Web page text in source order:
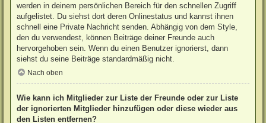
werden in deinem persönlichen Bereich für den schnellen Zugriff
aufgelistet. Du siehst dort deren Onlinestatus und kannst ihnen
schnell eine Private Nachricht senden. Abhängig von dem Style,
den du verwendest, können Beiträge deiner Freunde auch
hervorgehoben sein. Wenn du einen Benutzer ignorierst, dann
siehst du seine Beiträge standardmäßig nicht.
Nach oben
Wie kann ich Mitglieder zur Liste der Freunde oder zur Liste
der ignorierten Mitglieder hinzufügen oder diese wieder aus
den Listen entfernen?